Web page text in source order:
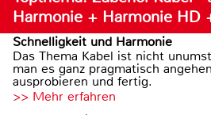
Harmonie + Harmonie HD
Schnelligkeit und Harmonie
Das Thema Kabel ist nicht
man es ganz pragmatisch
ausprobieren und fertig.
>> Mehr erfahren